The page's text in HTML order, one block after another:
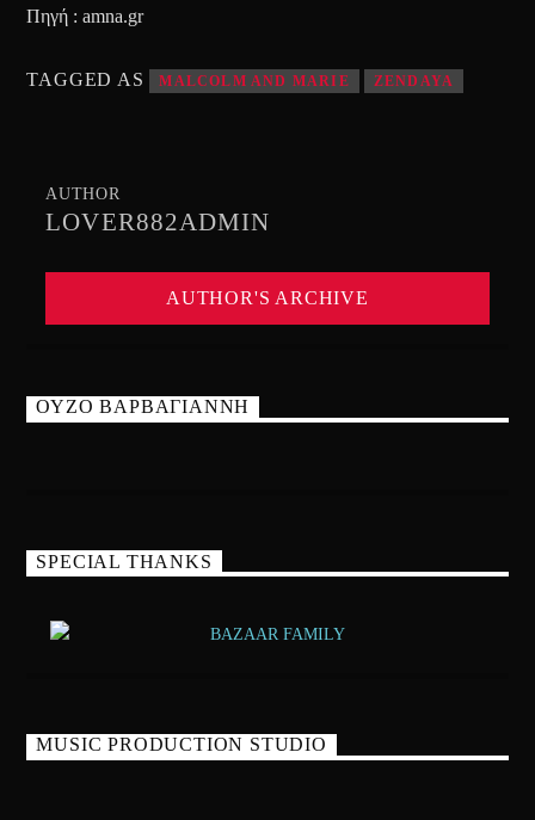
Πηγή : amna.gr
TAGGED AS MALCOLM AND MARIE ZENDAYA
AUTHOR
LOVER882ADMIN
AUTHOR'S ARCHIVE
ΟΥΖΟ ΒΑΡΒΑΓΙΑΝΝΗ
SPECIAL THANKS
MUSIC PRODUCTION STUDIO